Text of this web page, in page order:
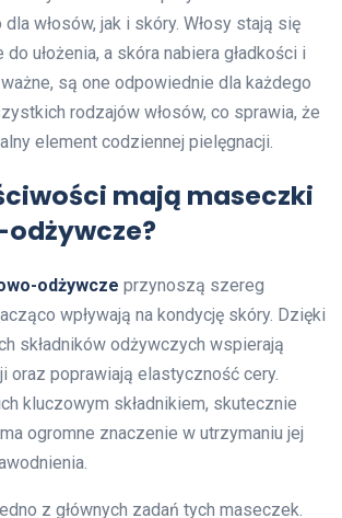
włosów, jak i skóry. Włosy stają się
do ułożenia, a skóra nabiera gładkości i
są one odpowiednie dla każdego
rodzajów włosów, co sprawia, że
element codziennej pielęgnacji.
mają maseczki
odżywcze przynoszą szereg
wpływają na kondycję skóry. Dzięki
składników odżywczych wspierają
oraz poprawiają elastyczność cery.
kluczowym składnikiem, skutecznie
ogromne znaczenie w utrzymaniu jej
z głównych zadań tych maseczek.